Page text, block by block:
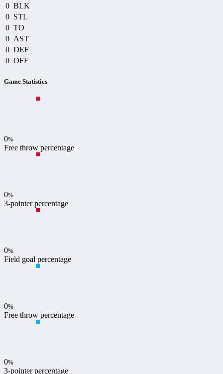
0 BLK
0 STL
0 TO
0 AST
0 DEF
0 OFF
Game Statistics
0%
Free throw percentage
0%
3-pointer percentage
0%
Field goal percentage
0%
Free throw percentage
0%
3-pointer percentage